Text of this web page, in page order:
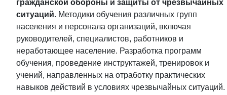
гражданской обороны и защиты от чрезвычайных
ситуаций. Методики обучения различных групп
населения и персонала организаций, включая
руководителей, специалистов, работников и
неработающее население. Разработка программ
обучения, проведение инструктажей, тренировок и
учений, направленных на отработку практических
навыков действий в условиях чрезвычайных ситуаций.